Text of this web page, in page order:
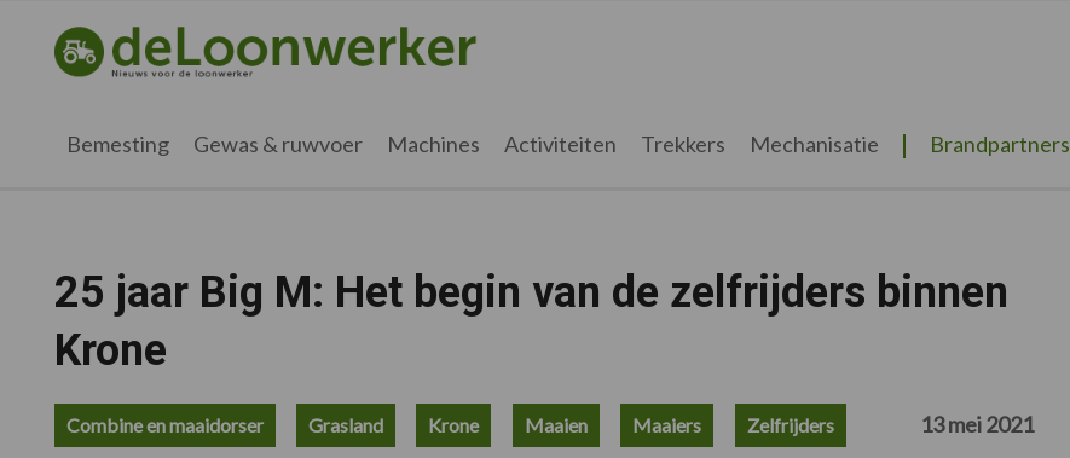
hoofdnavigatie
hoofd
eerste
voettekst
deloonwerker.nl
Bemesting Gewas & ruwvoer Machines Activiteiten Trekkers Mechanisatie Brandpartners
25 jaar Big M: Het begin van de zelfrijders binnen
Krone
Combine en maaidorser Grasland Krone Maaien Maaiers Zelfrijders 13 mei 2021